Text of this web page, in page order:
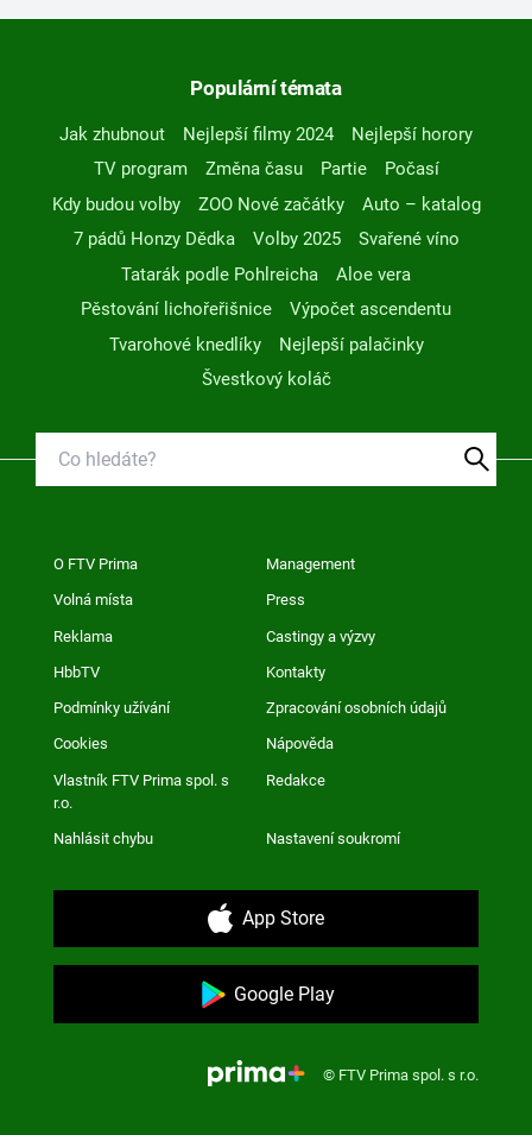
Populární témata
Jak zhubnout Nejlepší filmy 2024
Nejlepší horory
TV program
Změna času Partie
Počasí
Kdy budou volby
ZOO Nové začátky
Auto – katalog
7 pádů Honzy Dědka
Volby 2025
Svařené víno
Tatarák podle Pohlreicha
Aloe vera
Pěstování lichořeřišnice
Výpočet ascendentu
Tvarohové knedlíky
Nejlepší palačinky
Švestkový koláč
O FTV Prima Management
Volná místa Press
Reklama Castingy a výzvy
HbbTV Kontakty
Podmínky užívání Zpracování osobních údajů
Cookies Nápověda
Vlastník FTV Prima spol. s
r.o.
Redakce
Nahlásit chybu Nastavení soukromí
App Store
Google Play
© FTV Prima spol. s r.o.